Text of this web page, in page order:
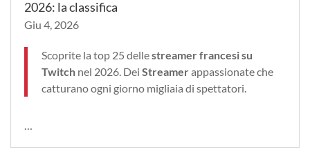
2026: la classifica
Giu 4, 2026
Scoprite la top 25 dellestreamer francesi su
Twitch nel 2026. Dei Streamerappassionate che
catturano ogni giorno migliaia di spettatori.
…